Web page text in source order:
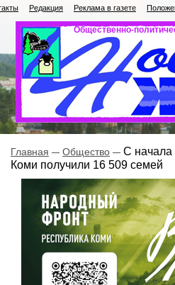
Редакция Реклама в газете
Общественно-
Главная Общество
С начала
Коми получили 16 509 семей